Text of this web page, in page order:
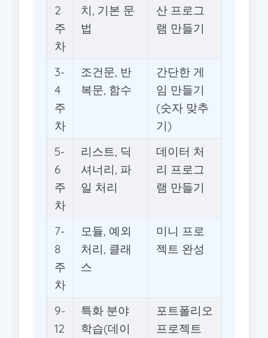
2
주
차
치, 기본 문
법
산 프로그
램 만들기
3-
4
주
차
조건문, 반
복문, 함수
간단한 게
임 만들기
(숫자 맞추
기)
5-
6
주
차
리스트, 딕
셔너리, 파
일 처리
데이터 처
리 프로그
램 만들기
7-
8
주
차
모듈, 예외
처리, 클래
스
미니 프로
젝트 완성
9-
12
특화 분야
학습(데이
포트폴리오
프로젝트